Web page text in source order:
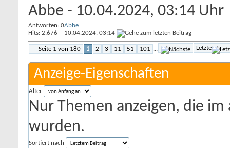
Abbe - 10.04.2024, 03:14 Uhr
Antworten: 0
Hits: 2.676
Abbe
10.04.2024, 03:14
Seite 1 von 180 1 2 3 11 51 101 ... Letzte
Anzeige-Eigenschaften
Alter
Nur Themen anzeigen, die
wurden.
Sortiert nach